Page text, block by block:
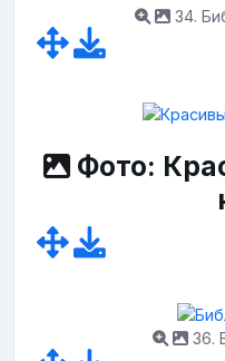
34.
Фото:
36.